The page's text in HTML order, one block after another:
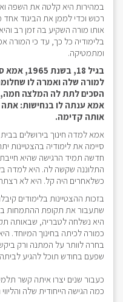
במהירות היא קלטה את השפה
רכוש וכדי לממן את הביגוד
אותו מורה השקיע בה זמן רב
בלימודיה כל כך, עד כי המורה
ומתמטיקה.
בגיל 18,
למורה שלה ואמרה לו
הסכים לתת לה המלצה
אמא ענתה לו בנחישות:
אותה קדימה.
אמא למדה חינוך בירושלים
סיימה את לימודיה בהצטיינות
חדשה תמיד הרגישה שהיא
התלוננה שקשה לה. היא למדה
כשלאחרים היה קל. היא לא
בזכות ההצטיינות בלימודים
שתעבור את תקופת ההתמחות
היא נשלחה לטבריה, שבאותה
כמורה לכיתה בחינוך המיוחד.
בחרה לוותר על המתנה ורק
שפעם בחודש תוכל להגיע
כעבור שנים יצרו איתה קשר
כמה הגישה הייחודית שלה